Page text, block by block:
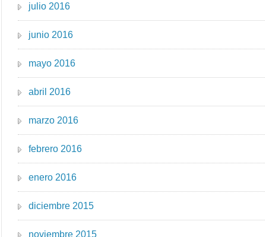
julio 2016
junio 2016
mayo 2016
abril 2016
marzo 2016
febrero 2016
enero 2016
diciembre 2015
noviembre 2015